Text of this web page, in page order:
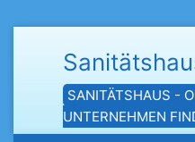
SANITÄTSHAUS -
UNTERNEHMEN